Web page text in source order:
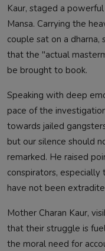
Kaur, staged a
Mansa. Carrying the
couple sat on a
that the "actual
be brought to book.
Speaking with deep
pace of the
towards jailed
but our silence should
remarked. He raised
conspirators,
have not been
Mother Charan Kaur,
that their struggle is
the moral need for